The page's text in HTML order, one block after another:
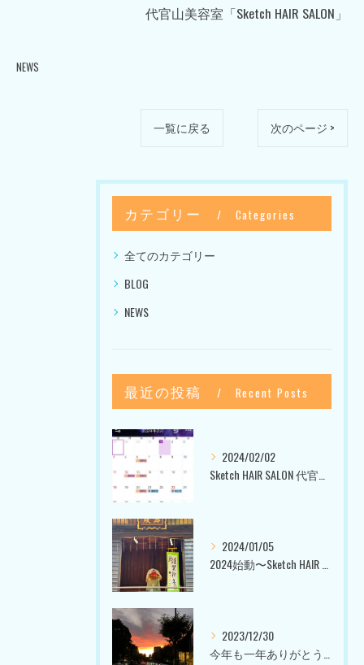
代官山美容室「Sketch HAIR SALON」
NEWS
一覧に戻る 次のページ >
カテゴリー Categories
全てのカテゴリー
BLOG
NEWS
最近の投稿 Recent Posts
2024/02/02
2024/01/05
2023/12/30